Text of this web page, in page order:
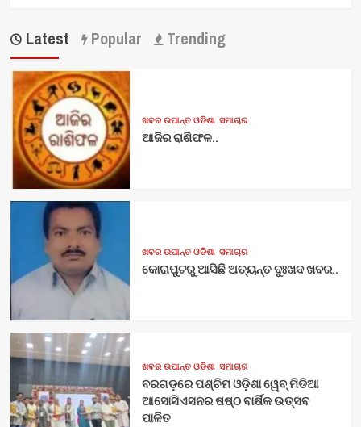
Latest Popular Trending
ଖବର ଉପାନ୍ତ ଓଡିଶା ସମାଚାର
ଆଜିର ରାଶିଫଳ..
ଖବର ଉପାନ୍ତ ଓଡିଶା ସମାଚାର
କୋରାପୁଟରୁ ଆସିଛି ଅତ୍ୟନ୍ତ ଦୁଃଖଦ ଖବର..
ଖବର ଉପାନ୍ତ ଓଡିଶା ସମାଚାର
ବରଗଡ଼ରେ ପଶ୍ଚିମ ଓଡ଼ିଶା ୱେବ୍ ମିଡିଆ
ଆସୋସିଏସନର ଷଷ୍ଠ ବାର୍ଷିକ ଉତ୍ସବ
ପାଳିତ